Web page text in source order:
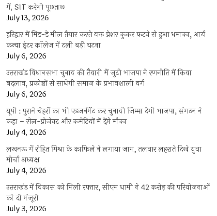
में, SIT करेगी पूछताछ
July 13, 2026
हरिद्वार में मिड-डे मील तैयार करते वक्त प्रेशर कुकर फटने से हुआ धमाका, आर्य
कन्या इंटर कॉलेज में टली बड़ी घटना
July 6, 2026
उत्तराखंंड विधानसभा चुनाव की तैयारी में जुटी भाजपा ने रणनीति में किया
बदलाव, प्रकोष्ठों से साधेगी समाज के प्रभावशाली वर्ग
July 6, 2026
यूपी : पुराने चेहरों का भी एडजर्नमेंट कर चुनावी जिम्मा देगी भाजपा, संगठन ने
कहा – सेल-प्रोजेक्ट और कमेटियों में देंगे मौका
July 4, 2026
लखनऊ में रोहित मिश्रा के काफिले ने लगाया जाम, तलवार लहराते दिखे युवा
मोर्चा अध्यक्ष
July 4, 2026
उत्तराखंड में विकास को मिली रफ्तार, सीएम धामी ने 42 करोड़ की परियोजनाओं
को दी मंजूरी
July 3, 2026